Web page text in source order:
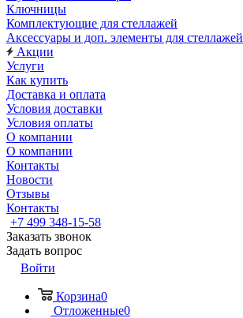
Ключницы
Комплектующие для стеллажей
Аксессуары и доп. элементы для стеллажей
Акции
Услуги
Как купить
Доставка и оплата
Условия доставки
Условия оплаты
О компании
О компании
Контакты
Новости
Отзывы
Контакты
+7 499 348-15-58
Заказать звонок
Задать вопрос
Войти
Корзина0
Отложенные0